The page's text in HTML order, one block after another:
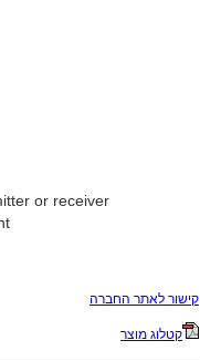
or receiver
קישור לאתר החברה
קטלוג מוצר